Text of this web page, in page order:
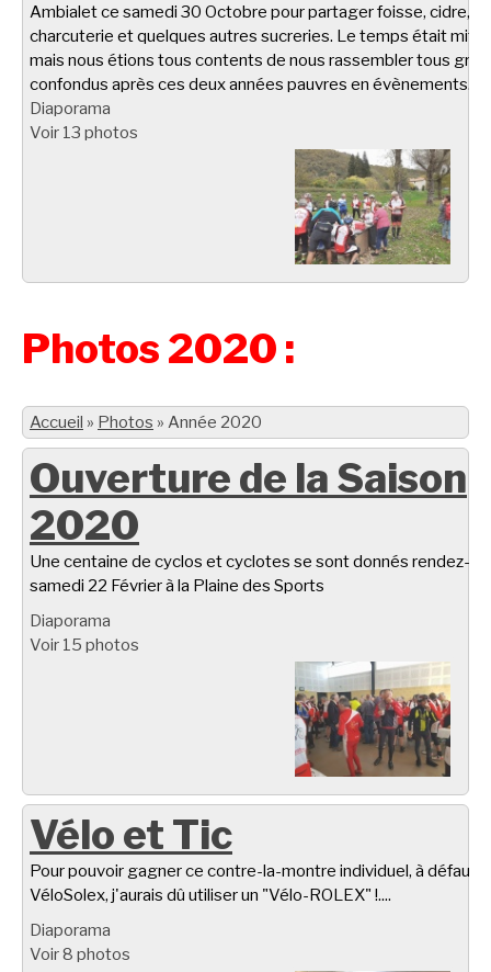
Ambialet ce samedi 30 Octobre pour partager foisse, cidre,
charcuterie et quelques autres sucreries. Le temps était
mais nous étions tous contents de nous rassembler tous
confondus après ces deux années pauvres en évènements.
Diaporama
Voir 13 photos
Photos 2020 :
Accueil » Photos » Année 2020
Ouverture de la Saison
2020
Une centaine de cyclos et cyclotes se sont donnés rendez-
samedi 22 Février à la Plaine des Sports
Diaporama
Voir 15 photos
Vélo et Tic
Pour pouvoir gagner ce contre-la-montre individuel, à défaut
VéloSolex, j'aurais dû utiliser un "Vélo-ROLEX" !....
Diaporama
Voir 8 photos